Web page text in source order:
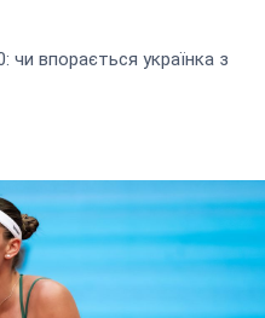
чи впорається українка з